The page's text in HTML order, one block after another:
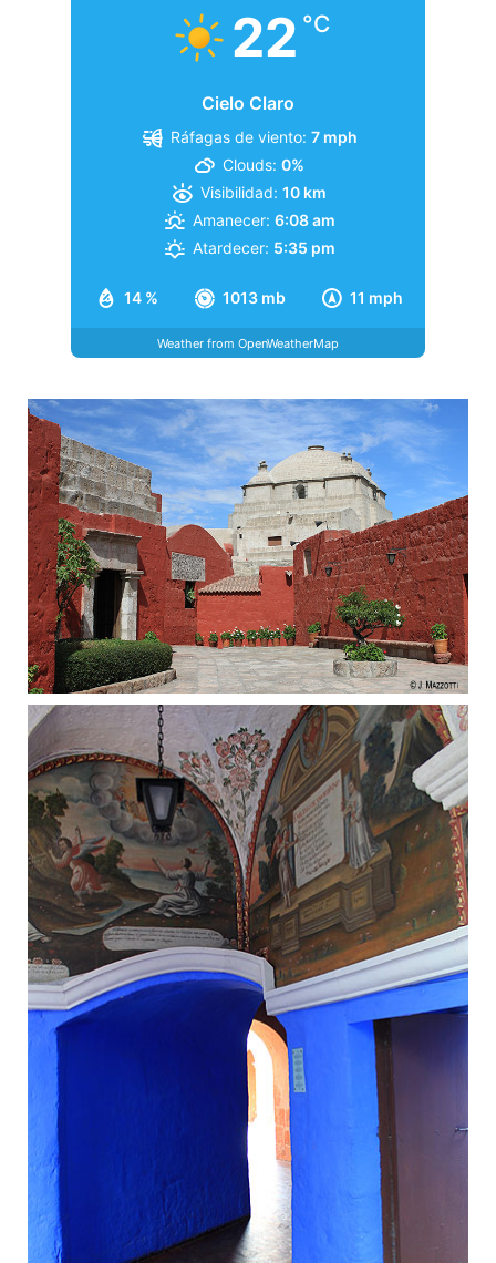
22 °C
Cielo Claro
14 % 1013 mb 11 mph
Ráfagas de viento: 7 mph
Clouds: 0%
Visibilidad: 10 km
Amanecer: 6:08 am
Atardecer: 5:35 pm
Weather from OpenWeatherMap